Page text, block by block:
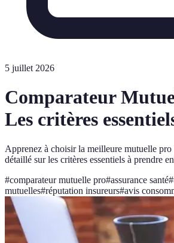
5 juillet 2026
Comparateur
Les critères
Apprenez à choisir la meilleure mutuelle pro
détaillé sur les critères essentiels à prendre
#comparateur mutuelle pro#assurance santé#
mutuelles#réputation insureurs#avis